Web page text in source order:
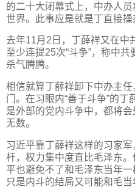
的二十大闭幕式上，中办人
世界。此事应是就是丁直接操
去年11月2日，丁薛祥又在中
至少连提25次“斗争”，称中共
杀气腾腾。
相信就算丁薛祥卸下中办主
门。在习眼内“善于斗争”的
是外部的党内斗争中，都将
无数。
习近平靠丁薛祥这样的习家
杆，权力集中度直比毛泽东
平也避免不了和毛泽东当年一
只是内斗的结局又可能和毛当